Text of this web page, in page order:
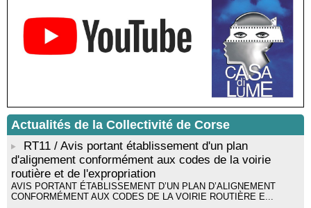
Castelli - Institut Mémoires de l'Edition Contemporaine - Caen /
Médiathèque de Castagniccia Mare et Monti - I Fulelli
Rencontre / dédicace avec Lucrèce Luciani autour de son
livre « La ballade du pendu du Niolu» - Mediateca territuriale di
Mise en musique d’un livre jeunesse par Annik Meschinet,
musicienne pédagogue : Ateliers d’expression sonore, vocale,
rythmique et corporelle - Mediateca territuriale di Santa Lucia di
Tallà
! Événement reporté ! Cycle de conférences peinture animé
par Alexandre Dominati - Mediateca territuriale di Santa Lucia di
Tallà
Actualités de la Collectivité de Corse
RT11 / Avis portant établissement d'un plan
d'alignement conformément aux codes de la voirie
routière et de l'expropriation
AVIS PORTANT ÉTABLISSEMENT D’UN PLAN D’ALIGNEMENT
CONFORMÉMENT AUX CODES DE LA VOIRIE ROUTIÈRE E...